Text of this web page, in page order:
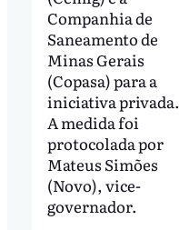
Companhia de
Saneamento de
Minas Gerais
(Copasa) para a
iniciativa privada.
A medida foi
protocolada por
Mateus Simões
(Novo), vice-
governador.